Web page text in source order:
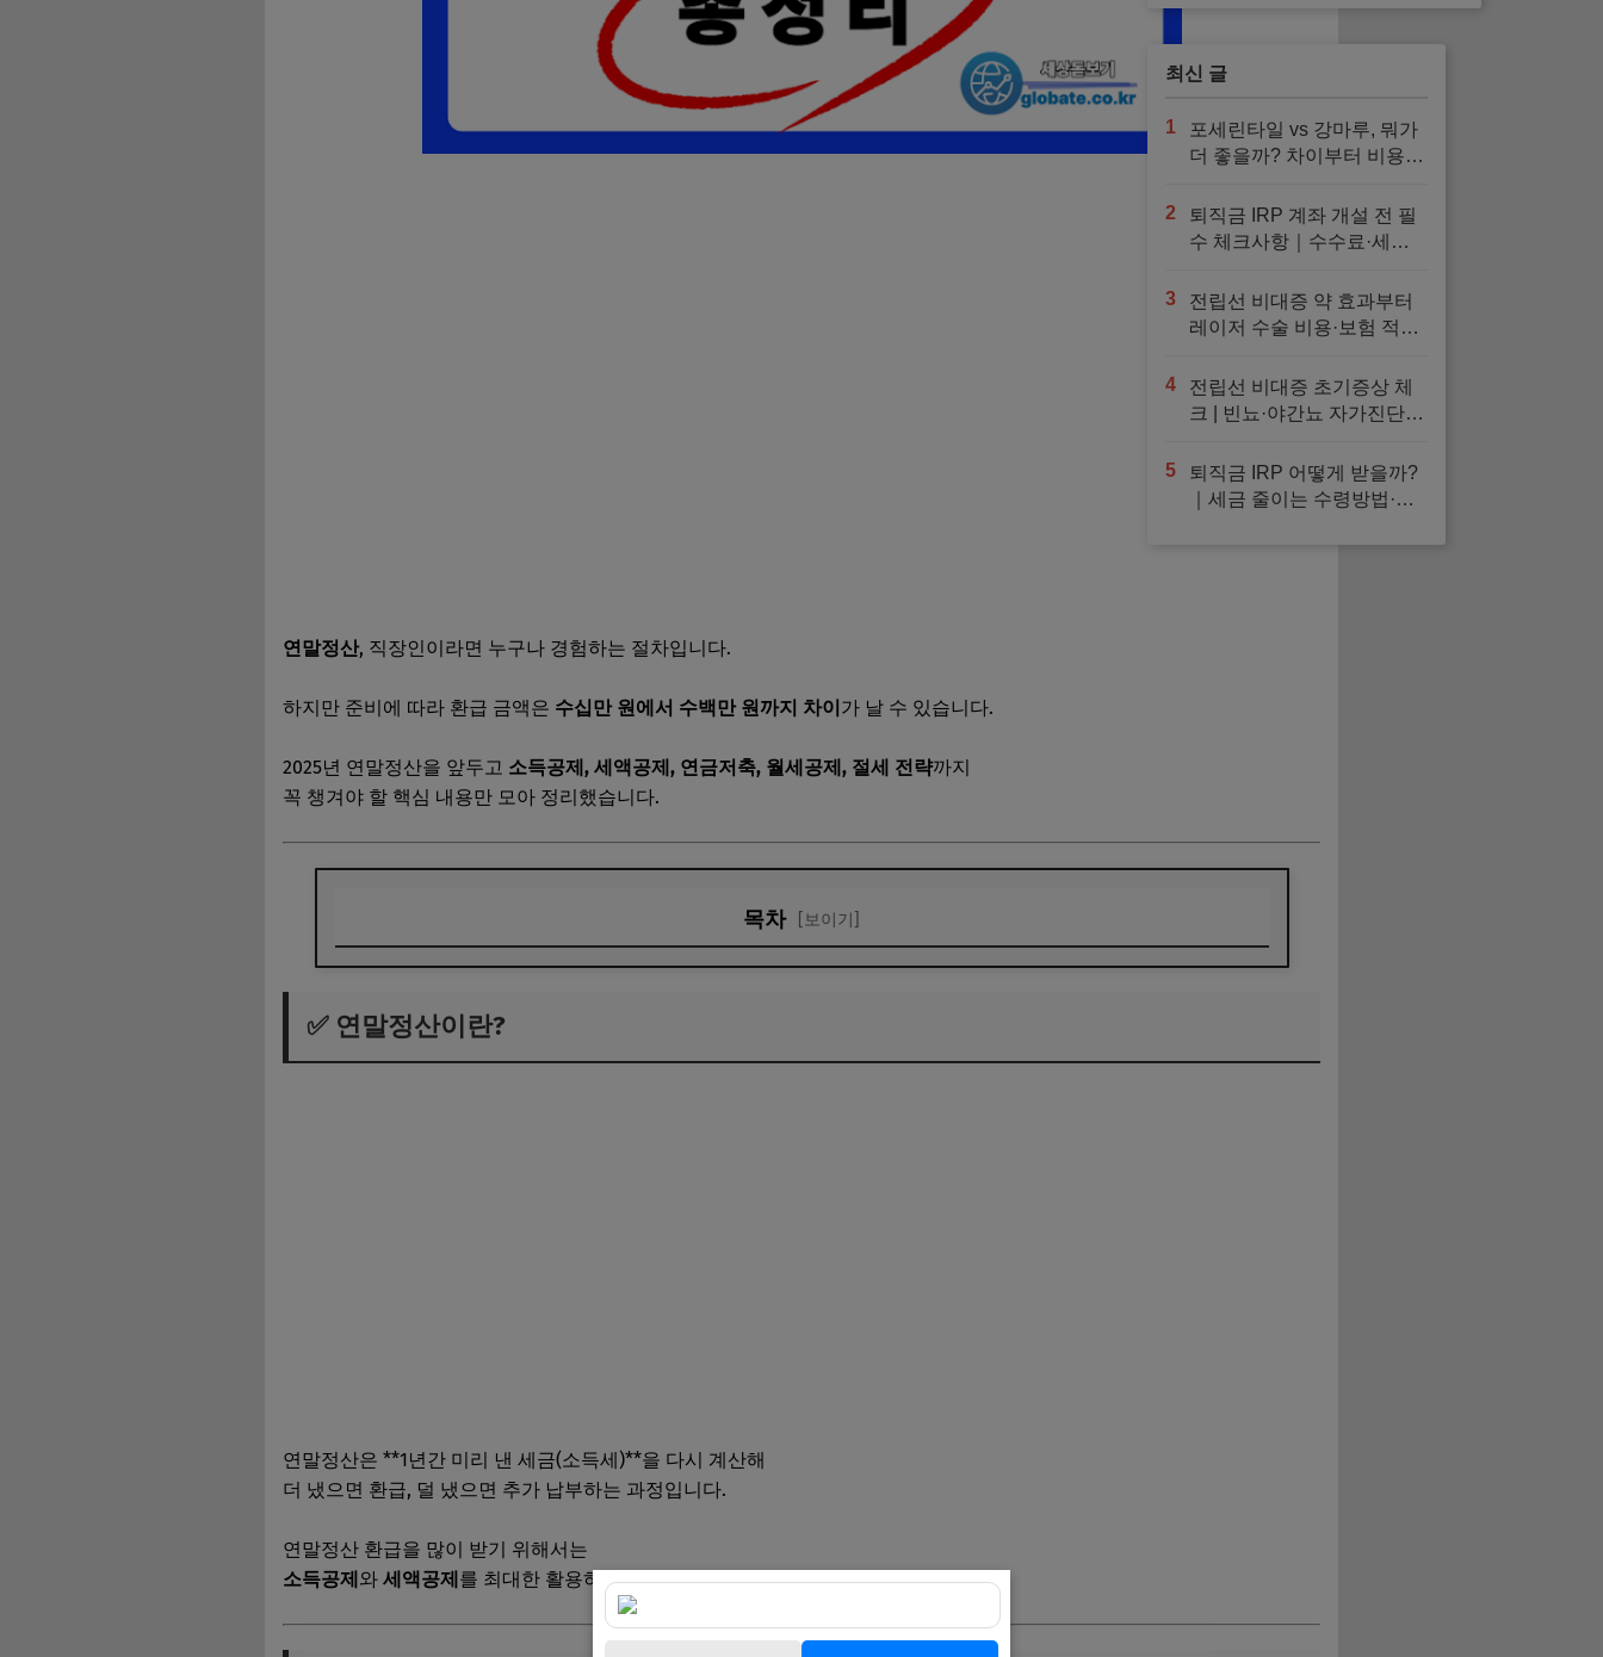
연말정산, 직장인이라면 누구나 경험하는 절차입니다.
하지만 준비에 따라 환급 금액은 수십만 원에서 수백만 원까지 차이가 날 수 있습니다.
2025년 연말정산을 앞두고 소득공제, 세액공제, 연금저축, 월세공제, 절세 전략까지
꼭 챙겨야 할 핵심 내용만 모아 정리했습니다.
목차 [보이기]
✅ 2025 연말정산, 달라진 제도는?
✅ 연말정산이란?
연말정산은 **1년간 미리 낸 세금(소득세)**을 다시 계산해
더 냈으면 환급, 덜 냈으면 추가 납부하는 과정입니다.
연말정산 환급을 많이 받기 위해서는
소득공제와 세액공제를 최대한 활용하는 것이 핵심입니다.
최신 글
1
포세린타일 vs 강마루, 뭐가
더 좋을까? 차이부터 비용까
2
퇴직금 IRP 계좌 개설 전 필
수 체크사항｜수수료·세액
법 정리
3
전립선 비대증 약 효과부터
레이저 수술 비용·보험 적용·
4
전립선 비대증 초기증상 체
크 | 빈뇨·야간뇨 자가진단과
5
퇴직금 IRP 어떻게 받을까?
｜세금 줄이는 수령방법·해